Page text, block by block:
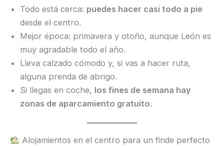
Todo está cerca: puedes hacer casi todo a pie
desde el centro.
Mejor época: primavera y otoño, aunque León es
muy agradable todo el año.
Lleva calzado cómodo y, si vas a hacer ruta,
alguna prenda de abrigo.
Si llegas en coche, los fines de semana hay
zonas de aparcamiento gratuito.
Alojamientos en el centro para un finde perfecto